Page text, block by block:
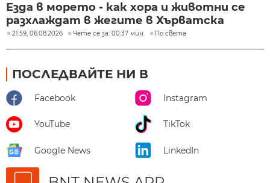
Езда в морето - как хора и животни се
разхлаждат в жегите в Хърватска
21:59, 06.08.2026 Чете се за: 00:37 мин. По света
ПОСЛЕДВАЙТЕ НИ В
Facebook Instagram
YouTube TikTok
Google News LinkedIn